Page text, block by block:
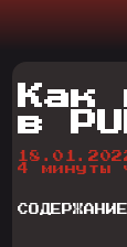
Как
в
4 минуты
СОДЕРЖАНИЕ